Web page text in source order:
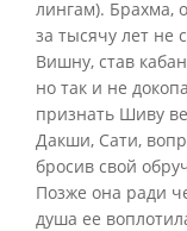
лингам). Брахма,
за тысячу лет не
Вишну, став
но так и не
признать Шиву
Дакши, Сати,
бросив свой
Позже она ради
душа ее